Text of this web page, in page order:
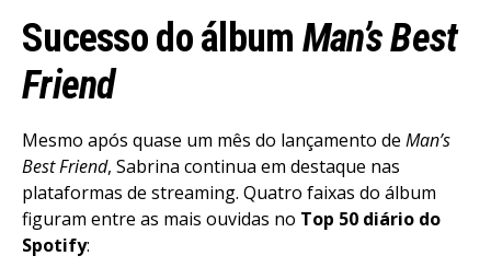
Sucesso do álbum Man’s Best
Friend
Mesmo após quase um mês do lançamento de Man’s
Best Friend, Sabrina continua em destaque nas
plataformas de streaming. Quatro faixas do álbum
figuram entre as mais ouvidas no Top 50 diário do
Spotify: